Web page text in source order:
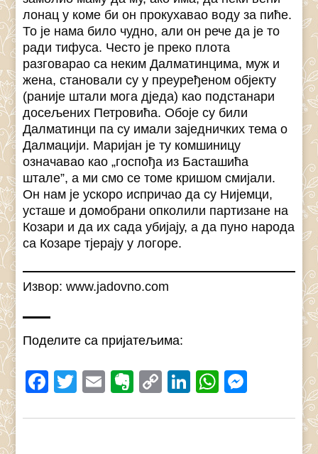
лонац у коме би он прокухавао воду за пиће.
То је нама било чудно, али он рече да је то
ради тифуса. Често је преко плота
разговарао са неким Далматинцима, муж и
жена, становали су у преуређеном објекту
(раније штали мога дједа) као подстанари
досељених Петровића. Обоје су били
Далматинци па су имали заједничких тема о
Далмацији. Маријан је ту комшиницу
означавао као „госпођа из Басташића
штале”, а ми смо се томе кришом смијали.
Он нам је ускоро испричао да су Нијемци,
усташе и домобрани опколили партизане на
Козари и да их сада убијају, а да пуно народа
са Козаре тјерају у логоре.
Извор: www.jadovno.com
Поделите са пријатељима:
Facebook
Twitter
EmailEvernote
CopyLinkedIn